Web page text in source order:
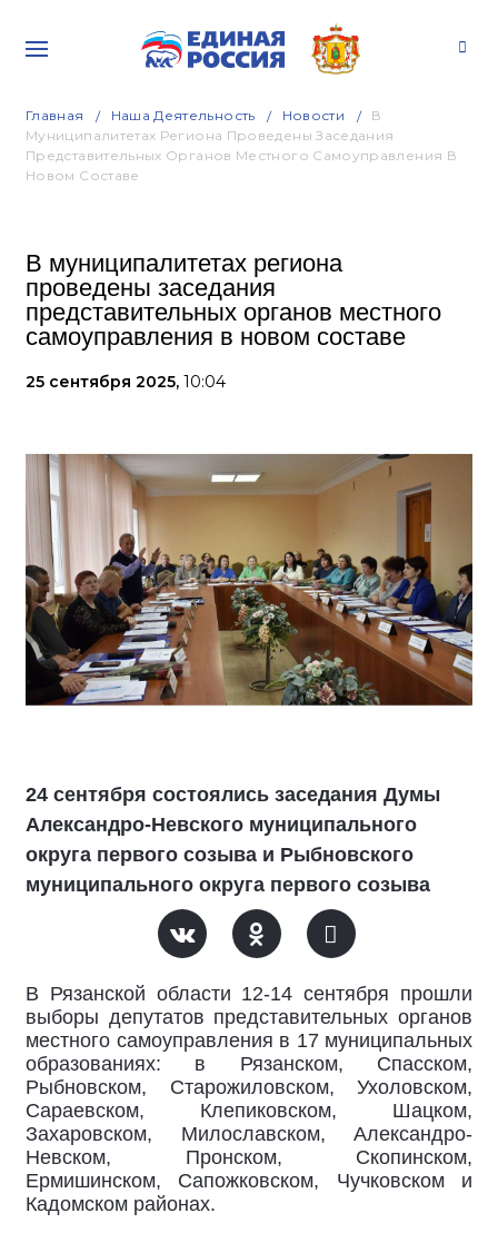
Главная Наша Деятельность Новости
В
Муниципалитетах Региона Проведены Заседания
Представительных Органов Местного Самоуправления В
Новом Составе
В муниципалитетах региона
проведены заседания
представительных органов местного
самоуправления в новом составе
25 сентября 2025, 10:04
24 сентября состоялись заседания Думы
Александро-Невского муниципального
округа первого созыва и Рыбновского
муниципального округа первого созыва
В Рязанской области 12-14 сентября прошли
выборы депутатов представительных органов
местного самоуправления в 17 муниципальных
образованиях: в Рязанском, Спасском,
Рыбновском, Старожиловском, Ухоловском,
Сараевском, Клепиковском, Шацком,
Захаровском, Милославском, Александро-
Невском, Пронском, Скопинском,
Ермишинском, Сапожковском, Чучковском и
Кадомском районах.